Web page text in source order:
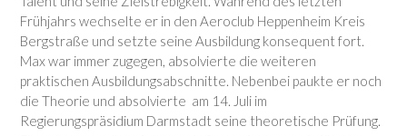
Frühjahrs wechselte er in den Aeroclub Heppenheim Kreis
Bergstraße und setzte seine Ausbildung konsequent fort.
Max war immer zugegen, absolvierte die weiteren
praktischen Ausbildungsabschnitte. Nebenbei paukte er noch
die Theorie und absolvierte am 14. Juli im
Regierungspräsidium Darmstadt seine theoretische Prüfung.